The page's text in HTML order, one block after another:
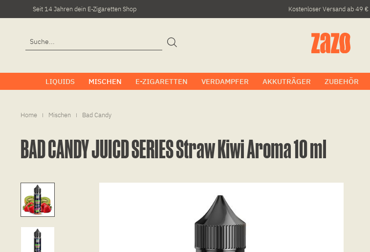
Seit 14 Jahren dein E-Zigaretten Shop Kostenloser Versand ab 49 €
LIQUIDS MISCHEN E-ZIGARETTEN VERDAMPFER AKKUTRÄGER ZUBEHÖR
Home | Mischen | Bad Candy
BAD CANDY JUICD SERIES Straw Kiwi Aroma 10 ml